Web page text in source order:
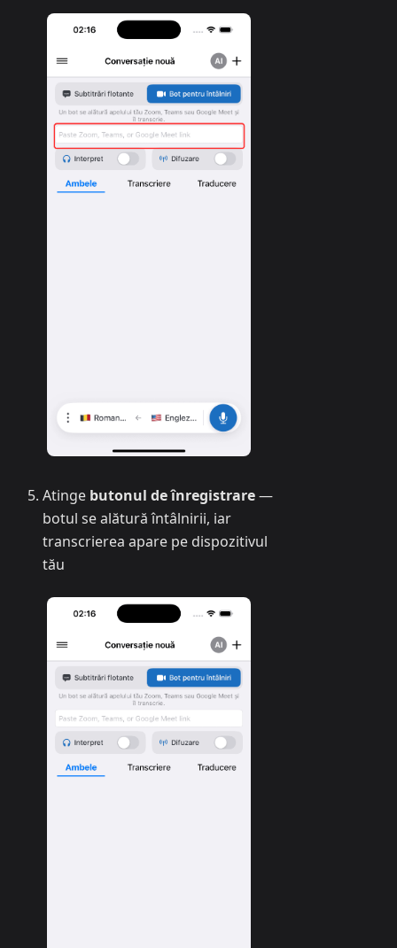
Atinge butonul de înregistrare—
botul se alătură întâlnirii, iar
transcrierea apare pe dispozitivul
tău